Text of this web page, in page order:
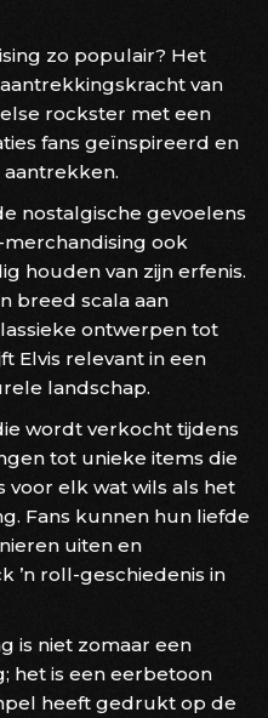
zo populair? Het
van
rockster met een
fans geïnspireerd en
nostalgische gevoelens
merchandising ook
houden van zijn erfenis.
breed scala aan
ontwerpen tot
Elvis relevant in een
landschap.
wordt verkocht tijdens
tot unieke items die
voor elk wat wils als het
Fans kunnen hun liefde
uiten en
’n roll-geschiedenis in
is niet zomaar een
het is een eerbetoon
heeft gedrukt op de